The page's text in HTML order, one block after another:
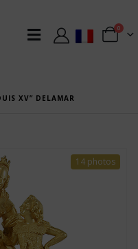
0
XV” DELAMAR
14 photos